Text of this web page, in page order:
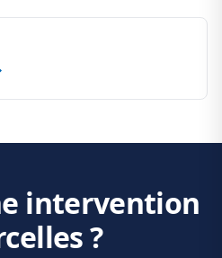
intervention
?